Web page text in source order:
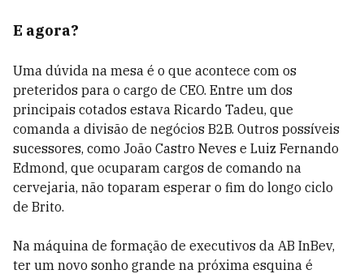
E agora?
Uma dúvida na mesa é o que acontece com os
preteridos para o cargo de CEO. Entre um dos
principais cotados estava Ricardo Tadeu, que
comanda a divisão de negócios B2B. Outros possíveis
sucessores, como João Castro Neves e Luiz Fernando
Edmond, que ocuparam cargos de comando na
cervejaria, não toparam esperar o fim do longo ciclo
de Brito.
Na máquina de formação de executivos da AB InBev,
ter um novo sonho grande na próxima esquina é